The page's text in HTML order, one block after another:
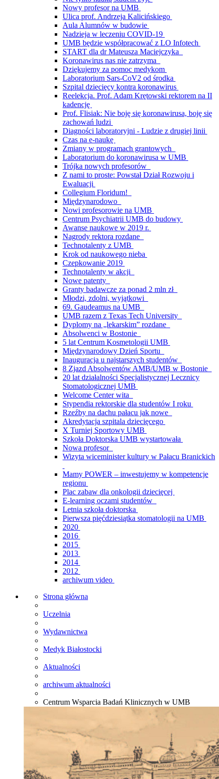
Nowy profesor na UMB
Ulica prof. Andrzeja Kalicińskiego
Aula Alumnów w budowie
Nadzieja w leczeniu COVID-19
UMB będzie współpracować z LO Infotech
START dla dr Mateusza Maciejczyka
Koronawirus nas nie zatrzyma
Dziękujemy za pomoc medykom
Laboratorium Sars-CoV2 od środka
Szpital dziecięcy kontra koronawirus
Reelekcja. Prof. Adam Krętowski rektorem na II
kadencję
Prof. Flisiak: Nie boję się koronawirusa, boję się
zachowań ludzi
Diagności laboratoryjni - Ludzie z drugiej linii
Czas na e-naukę
Zmiany w programach grantowych
Laboratorium do koronawirusa w UMB
Trójka nowych profesorów
Z nami to proste: Powstał Dział Rozwoju i
Ewaluacji
Collegium Floridum!
Międzynarodowo
Nowi profesorowie na UMB
Centrum Psychiatrii UMB do budowy
Awanse naukowe w 2019 r.
Nagrody rektora rozdane
Technotalenty z UMB
Krok od naukowego nieba
Czepkowanie 2019
Technotalenty w akcji
Nowe patenty
Granty badawcze za ponad 2 mln zł
Młodzi, zdolni, wyjątkowi
69. Gaudeamus na UMB
UMB razem z Texas Tech University
Dyplomy na „lekarskim” rozdane
Absolwenci w Bostonie
5 lat Centrum Kosmetologii UMB
Międzynarodowy Dzień Sportu
Inauguracja u najstarszych studentów
8 Zjazd Absolwentów AMB/UMB w Bostonie
20 lat działalności Specjalistycznej Lecznicy
Stomatologicznej UMB
Welcome Center wita
Stypendia rektorskie dla studentów I roku
Rzeźby na dachu pałacu jak nowe
Akredytacja szpitala dziecięcego
X Turniej Sportowy UMB
Szkoła Doktorska UMB wystartowała
Nowa profesor
Wizyta wiceminister kultury w Pałacu Branickich
Mamy POWER – inwestujemy w kompetencje
regionu
Plac zabaw dla onkologii dziecięcej
E-learning oczami studentów
Letnia szkoła doktorska
Pierwsza pięćdziesiątka stomatologii na UMB
2020
2016
2015
2013
2014
2012
archiwum video
Strona główna
Uczelnia
Wydawnictwa
Medyk Białostocki
Aktualności
archiwum aktualności
Centrum Wsparcia Badań Klinicznych w UMB